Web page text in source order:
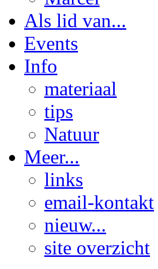
Als lid van...
Events
Info
materiaal
tips
Natuur
Meer...
links
email-kontakt
nieuw...
site overzicht